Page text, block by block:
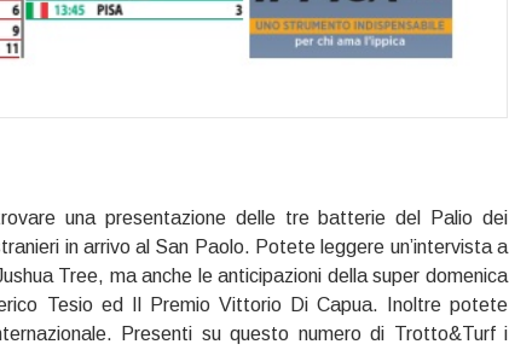
una presentazione delle tre batterie del Palio dei
in arrivo al San Paolo. Potete leggere un’intervista a
Tree, ma anche le anticipazioni della super domenica
Tesio ed Il Premio Vittorio Di Capua. Inoltre potete
Presenti su questo numero di Trotto&Turf i